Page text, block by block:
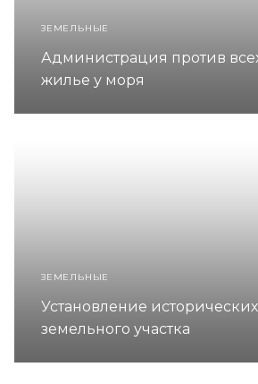
ЗЕМЕЛЬНЫЕ
Администрация против
жилье у моря
ЗЕМЕЛЬНЫЕ
Установление
земельного участка